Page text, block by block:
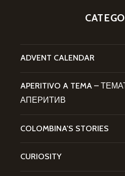
ADVENT CALENDAR
APERITIVO A TEMA –
АПЕРИТИВ
COLOMBINA'S STORIES
CURIOSITY